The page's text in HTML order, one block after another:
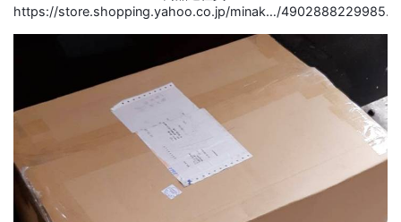
https://store.shopping.yahoo.co.jp/minak…/